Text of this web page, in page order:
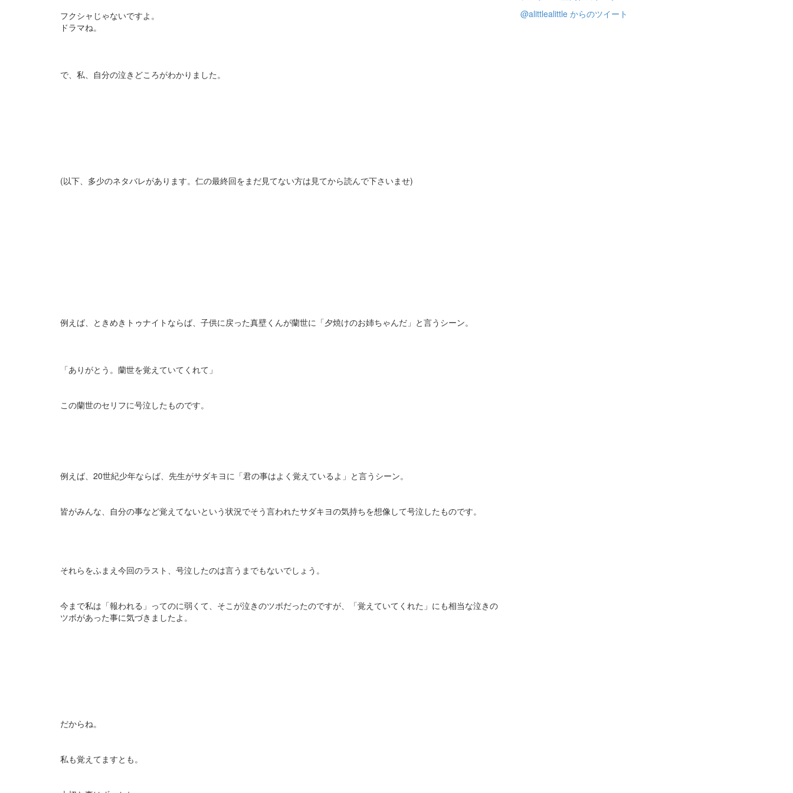
フクシャじゃないですよ。
ドラマね。
で、私、自分の泣きどころがわかりました。
(以下、多少のネタバレがあります。仁の最終回をまだ見てない方は見てから読んで下さいませ)
例えば、ときめきトゥナイトならば、子供に戻った真壁くんが蘭世に「夕焼けのお姉ちゃんだ」と言うシーン。
「ありがとう。蘭世を覚えていてくれて」
この蘭世のセリフに号泣したものです。
例えば、20世紀少年ならば、先生がサダキヨに「君の事はよく覚えているよ」と言うシーン。
皆がみんな、自分の事など覚えてないという状況でそう言われたサダキヨの気持ちを想像して号泣したものです。
それらをふまえ今回のラスト、号泣したのは言うまでもないでしょう。
今まで私は「報われる」ってのに弱くて、そこが泣きのツボだったのですが、「覚えていてくれた」にも相当な泣きの
ツボがあった事に気づきましたよ。
だからね。
私も覚えてますとも。
@alittlealittle からのツイート